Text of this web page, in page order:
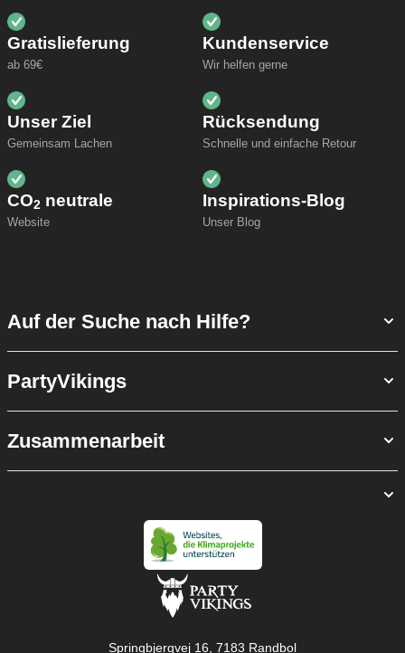
Gratislieferung
ab 69€
Kundenservice
Wir helfen gerne
Unser Ziel
Gemeinsam Lachen
Rücksendung
Schnelle und einfache Retour
CO2 neutrale
Website
Inspirations-Blog
Unser Blog
Auf der Suche nach Hilfe?
PartyVikings
Zusammenarbeit
Springbjergvej 16, 7183 Randbol